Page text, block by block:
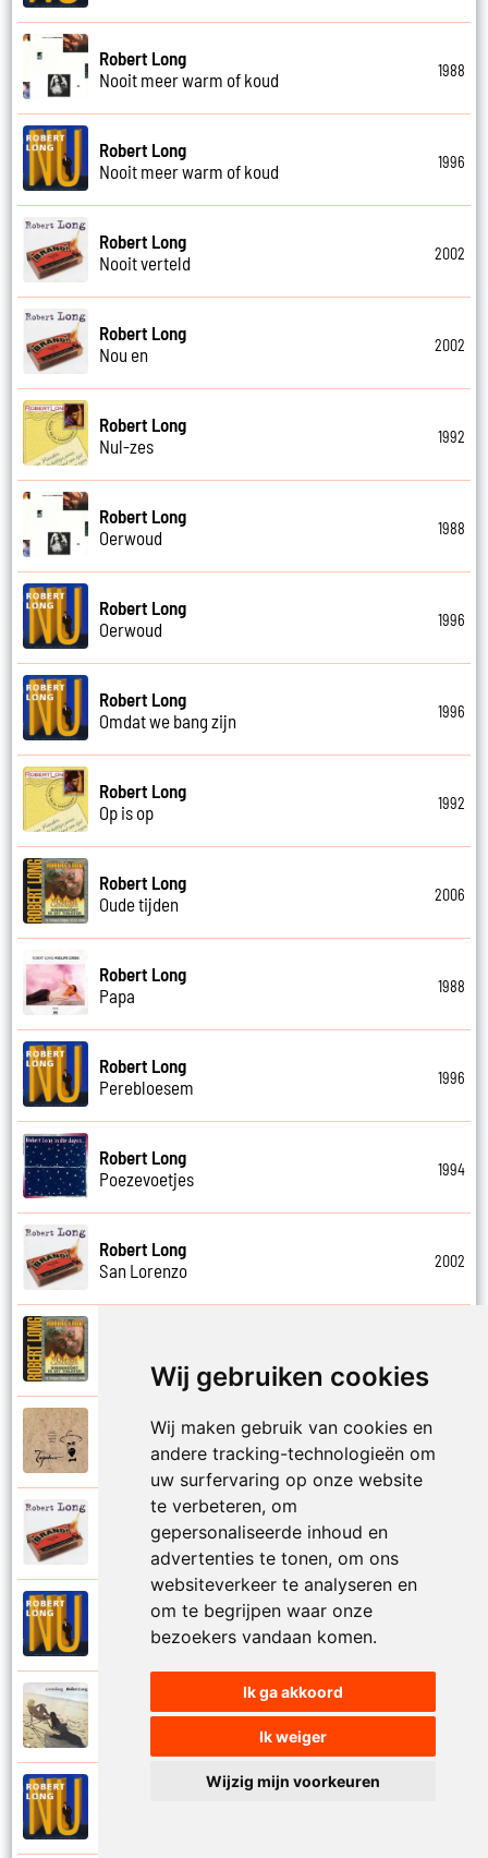
Wij gebruiken cookies
Wij maken gebruik van cookies en
andere tracking-technologieën om
uw surfervaring op onze website
te verbeteren, om
gepersonaliseerde inhoud en
advertenties te tonen, om ons
websiteverkeer te analyseren en
om te begrijpen waar onze
bezoekers vandaan komen.
Ik ga akkoord
Ik weiger
Wijzig mijn voorkeuren
Robert Long
Nooit meer warm of koud
1988
Robert Long
Nooit meer warm of koud
1996
Robert Long
Nooit verteld
2002
Robert Long
Nou en
2002
Robert Long
Nul-zes
1992
Robert Long
Oerwoud
1988
Robert Long
Oerwoud
1996
Robert Long
Omdat we bang zijn
1996
Robert Long
Op is op
1992
Robert Long
Oude tijden
2006
Robert Long
Papa
1988
Robert Long
Perebloesem
1996
Robert Long
Poezevoetjes
1994
Robert Long
San Lorenzo
2002
Schathemelrijk
Tsjechov (Musical)
Schrappen
Seizoenen
Robert Long
Robert Long